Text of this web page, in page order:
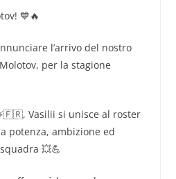
💙🔥
l’arrivo del nostro
per la stagione
Vasilii si unisce al roster
potenza, ambizione ed
💥💪